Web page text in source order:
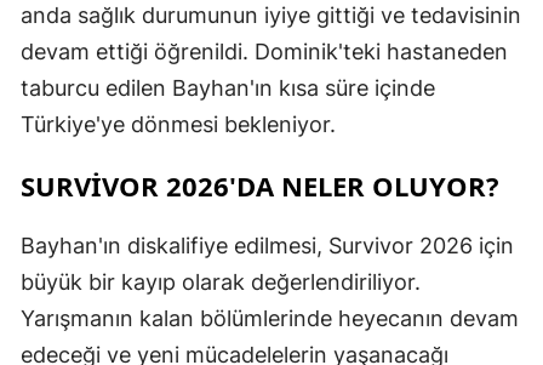
anda sağlık durumunun iyiye gittiği ve tedavisinin
devam ettiği öğrenildi. Dominik'teki hastaneden
taburcu edilen Bayhan'ın kısa süre içinde
Türkiye'ye dönmesi bekleniyor.
SURVIVOR 2026'DA NELER OLUYOR?
Bayhan'ın diskalifiye edilmesi, Survivor 2026 için
büyük bir kayıp olarak değerlendiriliyor.
Yarışmanın kalan bölümlerinde heyecanın devam
edeceği ve yeni mücadelelerin yaşanacağı